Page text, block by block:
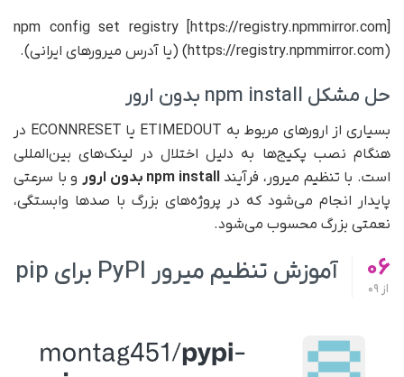
npm config set registry [https://registry.npmmirror.com]
(https://registry.npmmirror.com) (یا آدرس میرورهای ایرانی).
حل مشکل npm install بدون ارور
بسیاری از ارورهای مربوط به ETIMEDOUT یا ECONNRESET در
هنگام نصب پکیج‌ها به دلیل اختلال در لینک‌های بین‌المللی
است. با تنظیم میرور، فرآیندnpm install بدون ارور و با سرعتی
پایدار انجام می‌شود که در پروژه‌های بزرگ با صدها وابستگی،
نعمتی بزرگ محسوب می‌شود.
06
از
آموزش تنظیم میرور PyPI برای pip